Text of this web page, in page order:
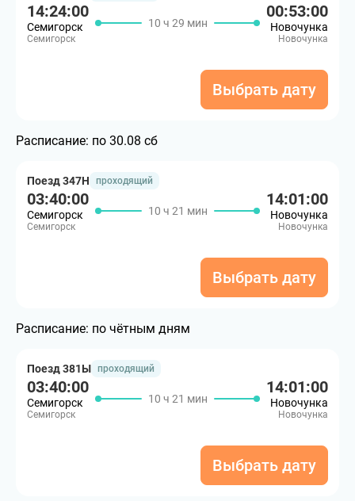
14:24:00
Семигорск
Семигорск
10 ч 29 мин
00:53:00
Новочунка
Новочунка
Выбрать дату
Расписание: по 30.08 сб
Поезд 347Н проходящий
03:40:00
Семигорск
Семигорск
10 ч 21 мин
14:01:00
Новочунка
Новочунка
Выбрать дату
Расписание: по чётным дням
Поезд 381Ы проходящий
03:40:00
Семигорск
Семигорск
10 ч 21 мин
14:01:00
Новочунка
Новочунка
Выбрать дату